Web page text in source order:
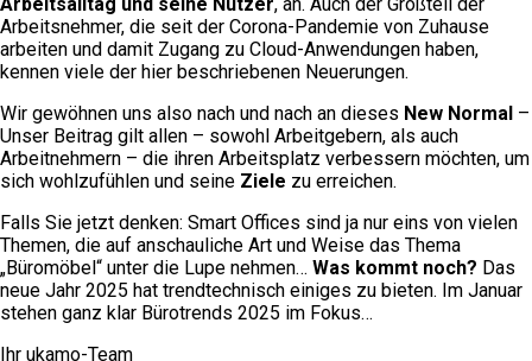
Arbeitsnehmer, die seit der Corona-Pandemie von Zuhause
arbeiten und damit Zugang zu Cloud-Anwendungen haben,
kennen viele der hier beschriebenen Neuerungen.
Wir gewöhnen uns also nach und nach an dieses New Normal –
Unser Beitrag gilt allen – sowohl Arbeitgebern, als auch
Arbeitnehmern – die ihren Arbeitsplatz verbessern möchten, um
sich wohlzufühlen und seine Ziele zu erreichen.
Falls Sie jetzt denken: Smart Offices sind ja nur eins von vielen
Themen, die auf anschauliche Art und Weise das Thema
„Büromöbel“ unter die Lupe nehmen… Was kommt noch? Das
neue Jahr 2025 hat trendtechnisch einiges zu bieten. Im Januar
stehen ganz klar Bürotrends 2025 im Fokus…
Ihr ukamo-Team